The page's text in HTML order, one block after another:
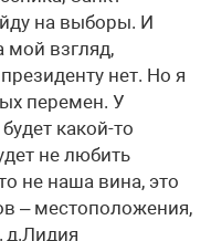
на выборы. И
мой взгляд,
нет. Но я
перемен. У
какой-то
не любить
не наша вина, это
– местоположения,
д.Лидия